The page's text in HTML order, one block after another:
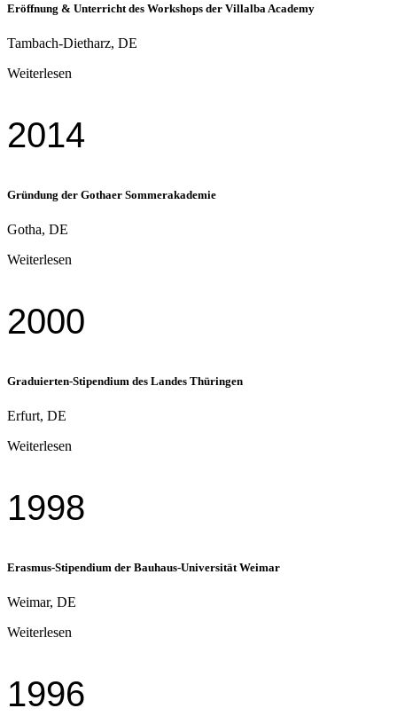
Eröffnung & Unterricht des Workshops der Villalba Academy
Tambach-Dietharz, DE
Weiterlesen
2014
Gründung der Gothaer Sommerakademie
Gotha, DE
Weiterlesen
2000
Graduierten-Stipendium des Landes Thüringen
Erfurt, DE
Weiterlesen
1998
Erasmus-Stipendium der Bauhaus-Universität Weimar
Weimar, DE
Weiterlesen
1996